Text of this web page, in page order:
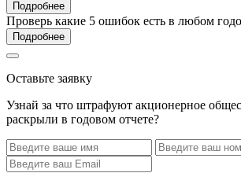
Подробнее
Проверь какие 5 ошибок есть в любом
Подробнее
Оставьте заявку
Узнай за что штрафуют акционерное
раскрыли в годовом отчете?